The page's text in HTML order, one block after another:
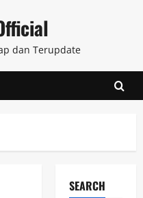
dan Terupdate
SEARCH